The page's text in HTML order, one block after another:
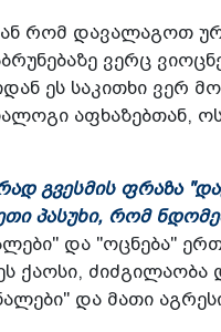
რომ დავალაგოთ
ვერც
ეს საკითხი ვერ
აფხაზებთან,
გვესმის ფრაზა
პასუხი, რომ
და "ოცნება"
ქაოსი,
და მათი